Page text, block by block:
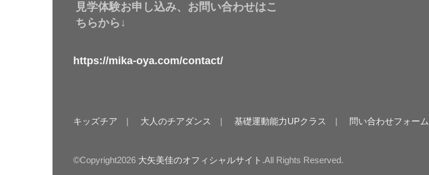
見学体験お申し込み、お問い合わせはこ
ちらから↓
https://mika-oya.com/contact/
キッズチア 大人のチアダンス 基礎運動能力UPクラス 問い合わせフォーム
©Copyright2026 大矢美佳のオフィシャルサイト .All Rights Reserved.